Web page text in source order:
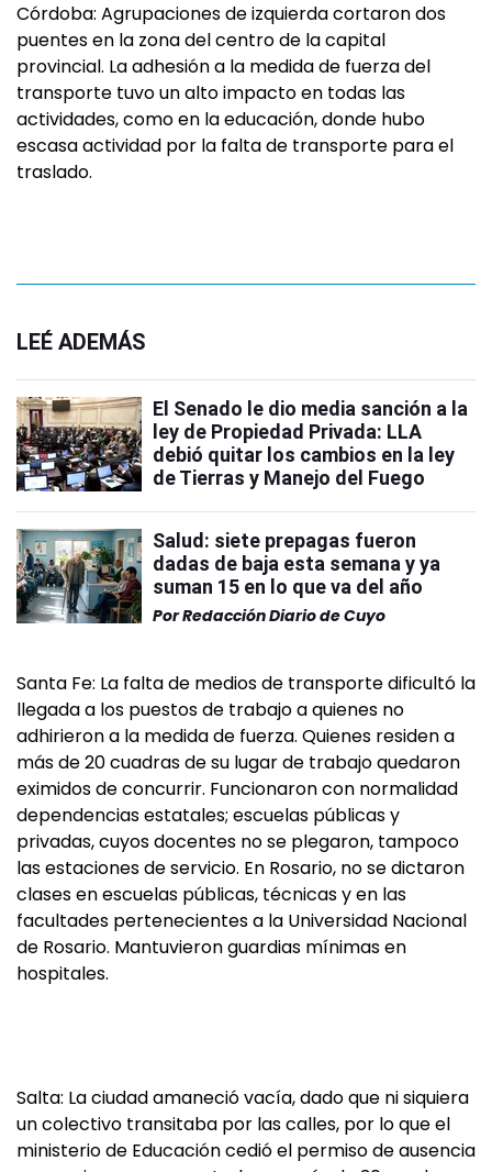
Córdoba: Agrupaciones de izquierda cortaron dos
puentes en la zona del centro de la capital
provincial. La adhesión a la medida de fuerza del
transporte tuvo un alto impacto en todas las
actividades, como en la educación, donde hubo
escasa actividad por la falta de transporte para el
traslado.
LEÉ ADEMÁS
El Senado le dio media sanción a la
ley de Propiedad Privada: LLA
debió quitar los cambios en la ley
de Tierras y Manejo del Fuego
Salud: siete prepagas fueron
dadas de baja esta semana y ya
suman 15 en lo que va del año
PorRedacción Diario de Cuyo
Santa Fe: La falta de medios de transporte dificultó la
llegada a los puestos de trabajo a quienes no
adhirieron a la medida de fuerza. Quienes residen a
más de 20 cuadras de su lugar de trabajo quedaron
eximidos de concurrir. Funcionaron con normalidad
dependencias estatales; escuelas públicas y
privadas, cuyos docentes no se plegaron, tampoco
las estaciones de servicio. En Rosario, no se dictaron
clases en escuelas públicas, técnicas y en las
facultades pertenecientes a la Universidad Nacional
de Rosario. Mantuvieron guardias mínimas en
hospitales.
Salta: La ciudad amaneció vacía, dado que ni siquiera
un colectivo transitaba por las calles, por lo que el
ministerio de Educación cedió el permiso de ausencia